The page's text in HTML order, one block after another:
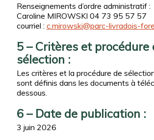
Renseignements d’ordre administratif :
Caroline MIROWSKI 04 73 95 57 57
courriel : c.mirowski@parc-livradois-
5 – Critères et procédure
sélection :
Les critères et la procédure de
sont définis dans les documents à
dessous.
6 – Date de publication :
3 juin 2026